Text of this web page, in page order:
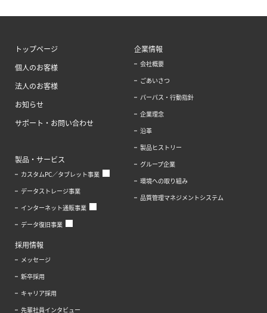
トップページ
個人のお客様
法人のお客様
お知らせ
サポート・お問い合わせ
製品・サービス
カスタムPC／タブレット事業
データストレージ事業
インターネット通販事業
データ復旧事業
企業情報
会社概要
ごあいさつ
パーパス・行動指針
企業理念
沿革
製品ヒストリー
グループ企業
環境への取り組み
品質管理マネジメントシステム
採用情報
メッセージ
新卒採用
キャリア採用
先輩社員インタビュー